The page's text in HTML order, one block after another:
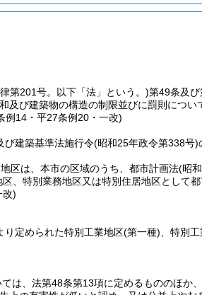
第201号。以下「法」という。)第49条及
及び建築物の構造の制限並びに罰則につい
例14・平27条例20・一改)
び建築基準法施行令(昭和25年政令第338号)
区は、本市の区域のうち、都市計画法(昭
、特別業務地区又は特別住居地区として
改)
り定められた特別工業地区(第一種) 、特別
は、法第48条第13項に定めるもののほか、